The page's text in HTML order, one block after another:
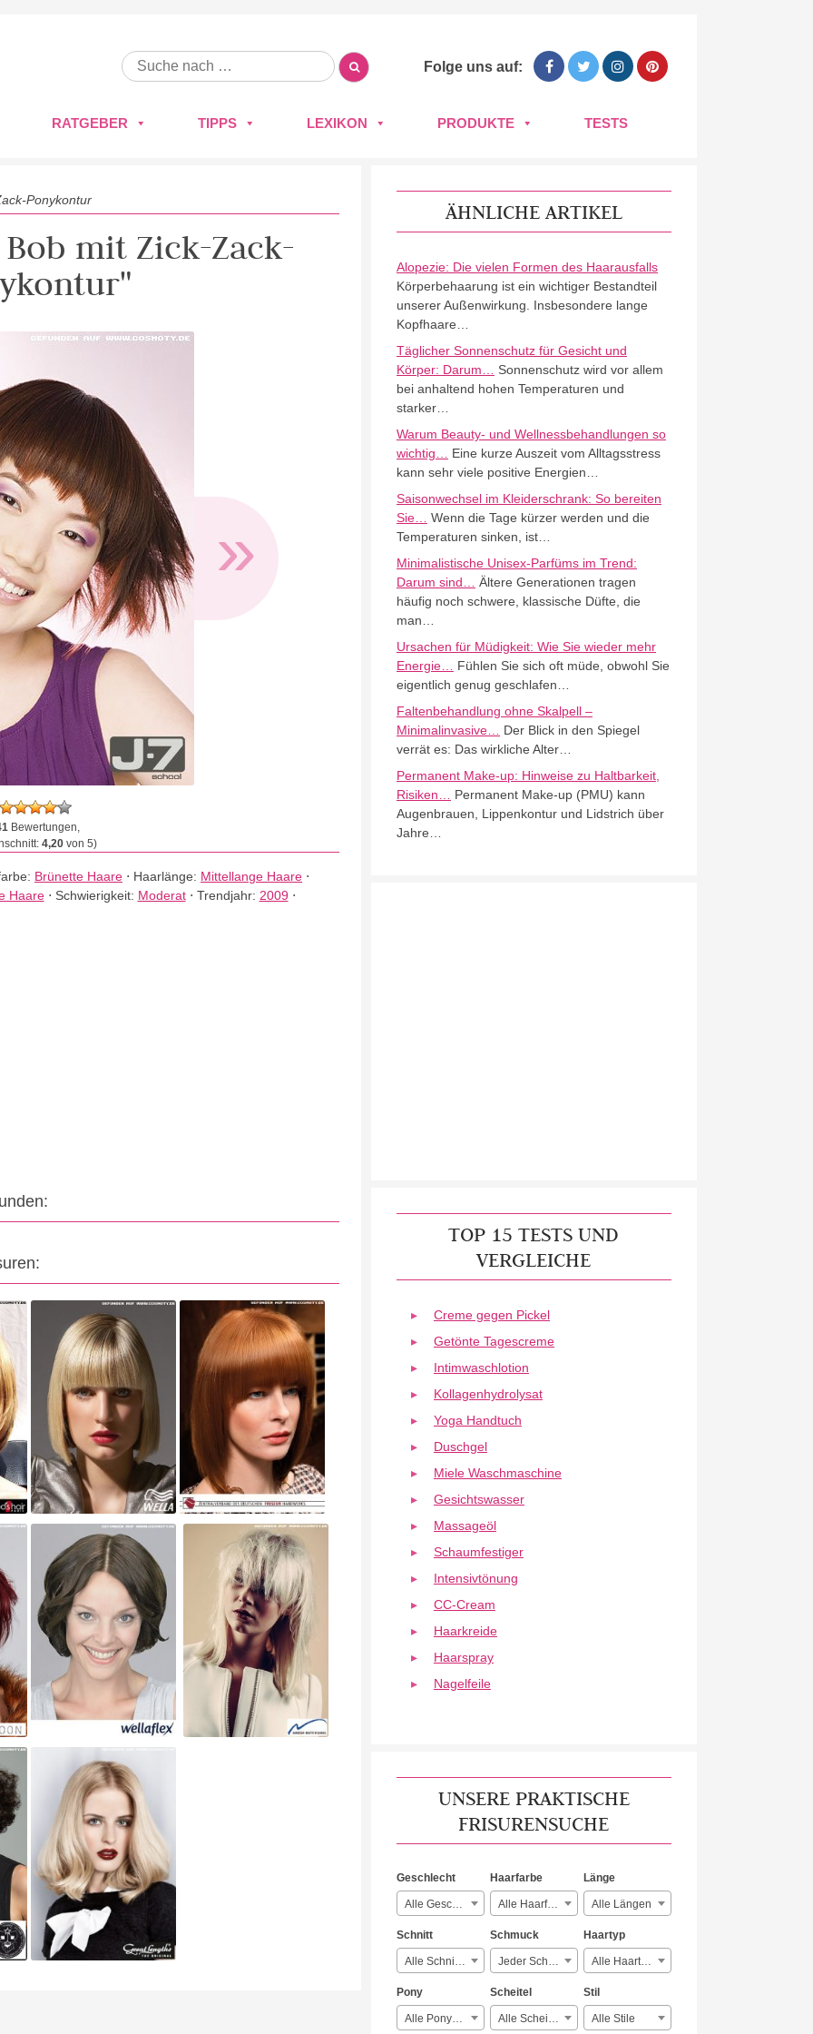
Folge uns auf:
RATGEBER TIPPS LEXIKON PRODUKTE TESTS
Ponykontur
mit Zick-Zack-
»
Bewertungen,
4,20von 5)
Brünette Haare ⋅ Haarlänge: Mittellange Haare ⋅
Haare⋅ Schwierigkeit: Moderat⋅ Trendjahr: 2009 ⋅
ÄHNLICHE ARTIKEL
Alopezie: Die vielen Formen des Haarausfalls
Körperbehaarung ist ein wichtiger Bestandteil
unserer Außenwirkung. Insbesondere lange
Kopfhaare…
Täglicher Sonnenschutz für Gesicht und
Körper: Darum…
Sonnenschutz wird vor allem
bei anhaltend hohen Temperaturen und
starker…
Warum Beauty- und Wellnessbehandlungen so
wichtig…
Eine kurze Auszeit vom Alltagsstress
kann sehr viele positive Energien…
Saisonwechsel im Kleiderschrank: So bereiten
Sie…
Wenn die Tage kürzer werden und die
Temperaturen sinken, ist…
Minimalistische Unisex-Parfüms im Trend:
Darum sind…
Ältere Generationen tragen
häufig noch schwere, klassische Düfte, die
man…
Ursachen für Müdigkeit: Wie Sie wieder mehr
Energie…
Fühlen Sie sich oft müde, obwohl Sie
eigentlich genug geschlafen…
Faltenbehandlung ohne Skalpell –
Minimalinvasive…
Der Blick in den Spiegel
verrät es: Das wirkliche Alter…
Permanent Make-up: Hinweise zu Haltbarkeit,
Risiken…
Permanent Make-up (PMU) kann
Augenbrauen, Lippenkontur und Lidstrich über
Jahre…
TOP 15 TESTS UND
VERGLEICHE
Creme gegen Pickel
Getönte Tagescreme
Intimwaschlotion
Kollagenhydrolysat
Yoga Handtuch
Duschgel
Miele Waschmaschine
Gesichtswasser
Massageöl
Schaumfestiger
Intensivtönung
CC-Cream
Haarkreide
Haarspray
Nagelfeile
UNSERE PRAKTISCHE
FRISURENSUCHE
Geschlecht
Alle Geschlechter
Haarfarbe
Alle Haarfarben
Länge
Alle Längen
Schnitt
Alle Schnitte
Schmuck
Jeder Schmuck
Haartyp
Alle Haartypen
Pony
Alle Ponyarten
Scheitel
Alle Scheitelarten
Stil
Alle Stile